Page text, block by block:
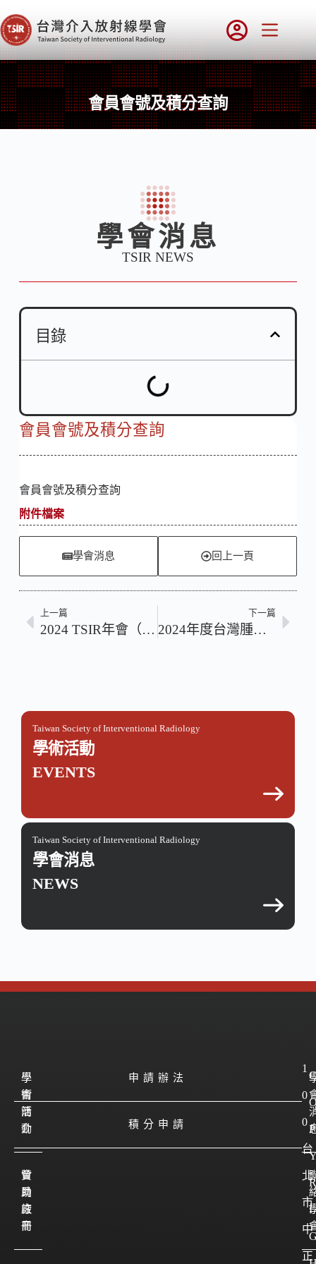
會員會號及積分查詢
學會消息
TSIR NEWS
目錄
會員會號及積分查詢
會員會號及積分查詢
附件檔案
學會消息 回上一頁
上一篇
2024 TSIR年會（臺中榮民總醫院）
下一篇
2024年度台灣腫瘤消融醫學會秋季研討會
Taiwan Society of Interventional Radiology
學術活動
EVENTS
Taiwan Society of Interventional Radiology
學會消息
NEWS
學
會
簡
介
會
員
註
冊
學
術
活
動
贊
助
廠
商
申請辦法
積分申請
1
0
0
台
北
市
中
正
C
P
R
I